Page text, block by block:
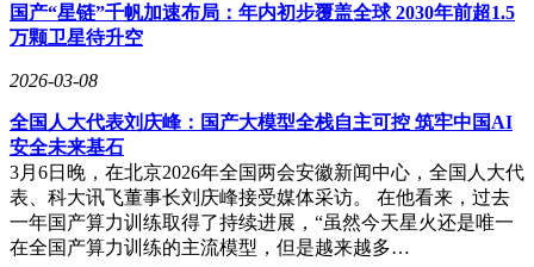
国产“星链”千帆加速布局：年内初步覆盖全球 2030年前超1.5
万颗卫星待升空
2026-03-08
全国人大代表刘庆峰：国产大模型全栈自主可控 筑牢中国AI
安全未来基石
3月6日晚，在北京2026年全国两会安徽新闻中心，全国人大代
表、科大讯飞董事长刘庆峰接受媒体采访。 在他看来，过去
一年国产算力训练取得了持续进展，“虽然今天星火还是唯一
在全国产算力训练的主流模型，但是越来越多…